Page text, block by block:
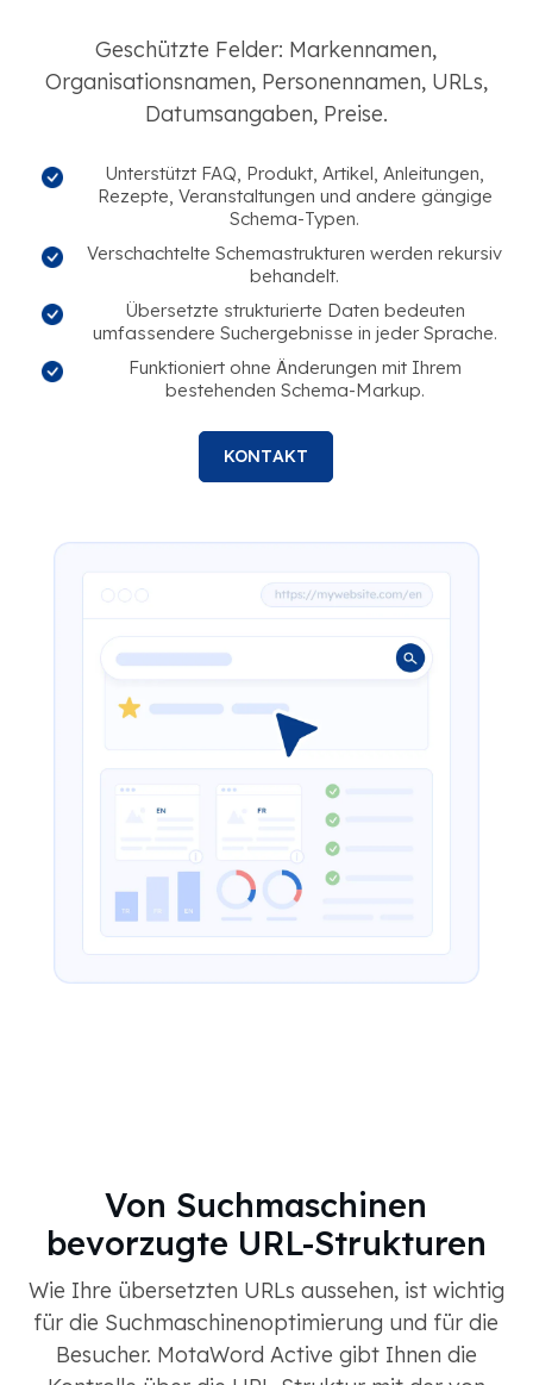
Geschützte Felder: Markennamen,
Organisationsnamen, Personennamen, URLs,
Datumsangaben, Preise.
Unterstützt FAQ, Produkt, Artikel, Anleitungen,
Rezepte, Veranstaltungen und andere gängige
Schema-Typen.
Verschachtelte Schemastrukturen werden rekursiv
behandelt.
Übersetzte strukturierte Daten bedeuten
umfassendere Suchergebnisse in jeder Sprache.
Funktioniert ohne Änderungen mit Ihrem
bestehenden Schema-Markup.
KONTAKT
Von Suchmaschinen
bevorzugte URL-Strukturen
Wie Ihre übersetzten URLs aussehen, ist wichtig
für die Suchmaschinenoptimierung und für die
Besucher. MotaWord Active gibt Ihnen die